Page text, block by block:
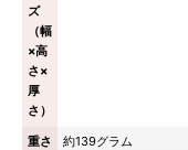
ズ
（幅
×高
さ×
厚
さ）
重さ
約139グラム